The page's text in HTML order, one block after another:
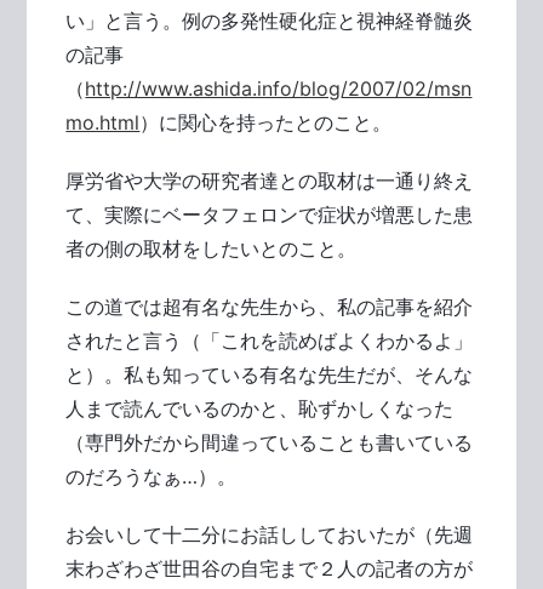
い」と言う。例の多発性硬化症と視神経脊髄炎
の記事
（http://www.ashida.info/blog/2007/02/msn
mo.html）に関心を持ったとのこと。
厚労省や大学の研究者達との取材は一通り終え
て、実際にベータフェロンで症状が増悪した患
者の側の取材をしたいとのこと。
この道では超有名な先生から、私の記事を紹介
されたと言う（「これを読めばよくわかるよ」
と）。私も知っている有名な先生だが、そんな
人まで読んでいるのかと、恥ずかしくなった
（専門外だから間違っていることも書いている
のだろうなぁ…）。
お会いして十二分にお話ししておいたが（先週
末わざわざ世田谷の自宅まで２人の記者の方が